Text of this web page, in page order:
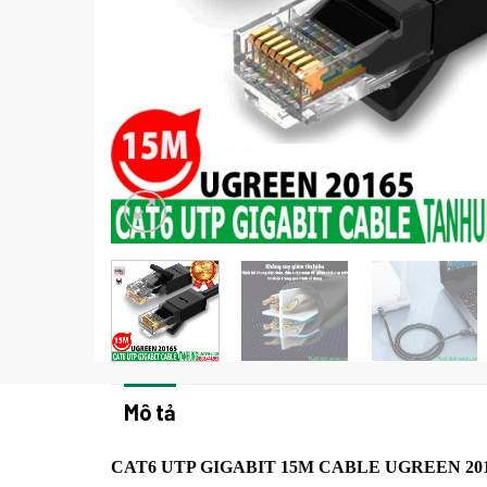
Mô tả
CAT6 UTP GIGABIT 15M CABLE UGREEN